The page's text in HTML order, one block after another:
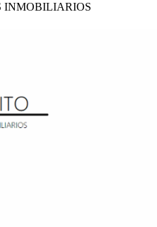
INMOBILIARIOS